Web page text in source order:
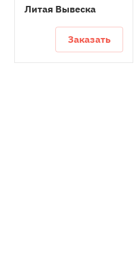
Литая Вывеска
Заказать